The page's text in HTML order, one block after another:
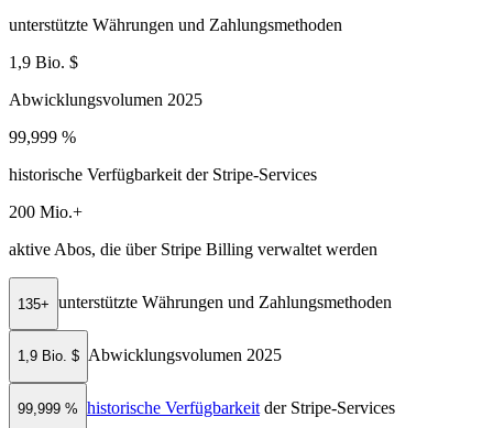
unterstützte Währungen und Zahlungsmethoden
1,9 Bio. $
Abwicklungsvolumen 2025
99,999 %
historische Verfügbarkeit der Stripe-Services
200 Mio.+
aktive Abos, die über Stripe Billing verwaltet werden
135+ unterstützte Währungen und Zahlungsmethoden
1,9 Bio. $ Abwicklungsvolumen 2025
99,999 % historische Verfügbarkeit der Stripe-Services